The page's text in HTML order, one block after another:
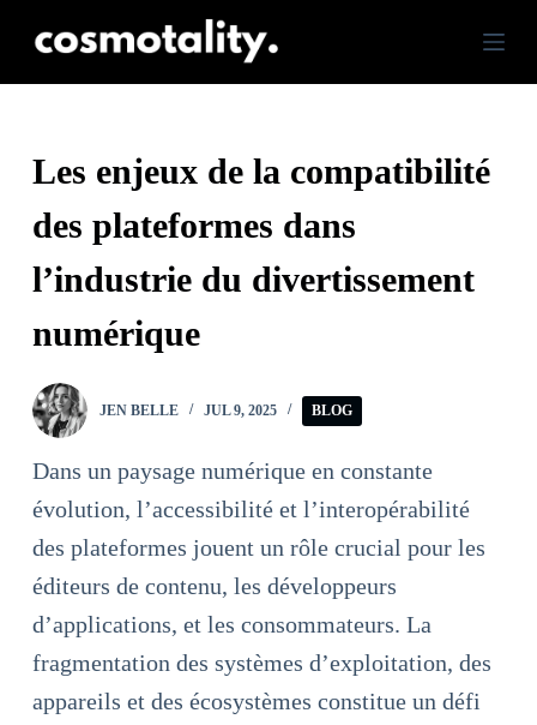
S
o
c
o
n
e
Les enjeux de la compatibilité
des plateformes dans
l’industrie du divertissement
numérique
JEN BELLE JUL 9, 2025 BLOG
Dans un paysage numérique en constante
évolution, l’accessibilité et l’interopérabilité
des plateformes jouent un rôle crucial pour les
éditeurs de contenu, les développeurs
d’applications, et les consommateurs. La
fragmentation des systèmes d’exploitation, des
appareils et des écosystèmes constitue un défi